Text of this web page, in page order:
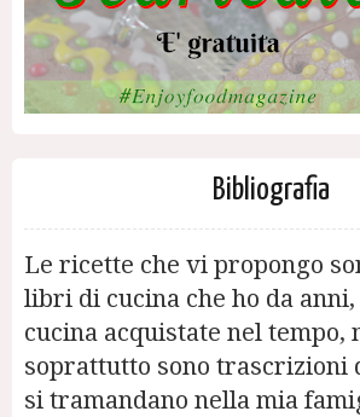
Bibliografia
Le ricette che vi propongo
libri di cucina che ho da
cucina acquistate nel tempo,
soprattutto sono trascrizioni
si tramandano nella mia